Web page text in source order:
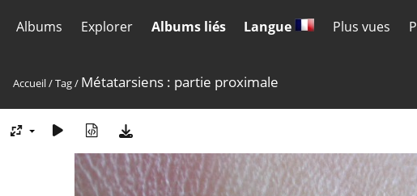
Albums Explorer Albums liés Langue Plus vues
Accueil/Tag/ Métatarsiens : partie proximale